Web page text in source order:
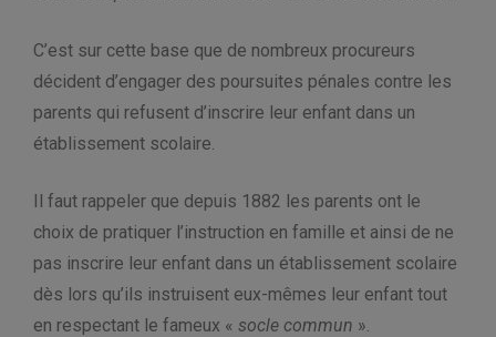
C’est sur cette base que de nombreux procureurs
décident d’engager des poursuites pénales contre les
parents qui refusent d’inscrire leur enfant dans un
établissement scolaire.
Il faut rappeler que depuis 1882 les parents ont le
choix de pratiquer l’instruction en famille et ainsi de ne
pas inscrire leur enfant dans un établissement scolaire
dès lors qu’ils instruisent eux-mêmes leur enfant tout
en respectant le fameux « socle commun ».